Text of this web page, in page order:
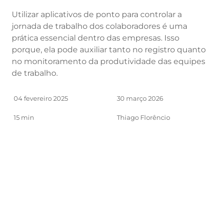
Utilizar aplicativos de ponto para controlar a
jornada de trabalho dos colaboradores é uma
prática essencial dentro das empresas. Isso
porque, ela pode auxiliar tanto no registro quanto
no monitoramento da produtividade das equipes
de trabalho.
04 fevereiro 2025 30 março 2026
15 min Thiago Florêncio